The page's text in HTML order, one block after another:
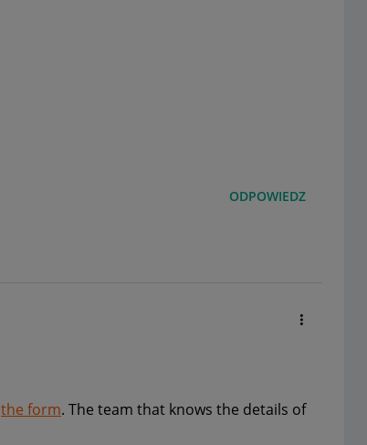
ODPOWIEDZ
the form. The team that knows the details of